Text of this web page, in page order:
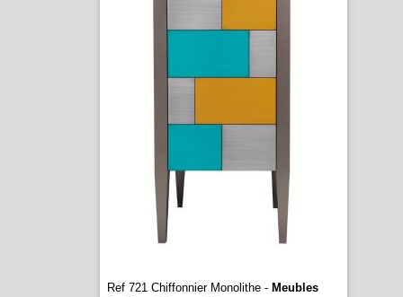
Ref 721 Chiffonnier Monolithe - Meubles